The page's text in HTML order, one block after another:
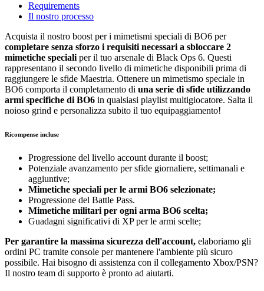
Requirements
Il nostro processo
Acquista il nostro boost per i mimetismi speciali di BO6 per
completare senza sforzo i requisiti necessari a sbloccare 2
mimetiche specialiper il tuo arsenale di Black Ops 6. Questi
rappresentano il secondo livello di mimetiche disponibili prima di
raggiungere le sfide Maestria. Ottenere un mimetismo speciale in
BO6 comporta il completamento di una serie di sfide utilizzando
armi specifiche di BO6 in qualsiasi playlist multigiocatore. Salta il
noioso grind e personalizza subito il tuo equipaggiamento!
Ricompense incluse
Progressione del livello account durante il boost;
Potenziale avanzamento per sfide giornaliere, settimanali e
aggiuntive;
Mimetiche speciali per le armi BO6 selezionate;
Progressione del Battle Pass.
Mimetiche militari per ogni arma BO6 scelta;
Guadagni significativi di XP per le armi scelte;
Per garantire la massima sicurezza dell'account, elaboriamo gli
ordini PC tramite console per mantenere l'ambiente più sicuro
possibile. Hai bisogno di assistenza con il collegamento Xbox/PSN?
Il nostro team di supporto è pronto ad aiutarti.